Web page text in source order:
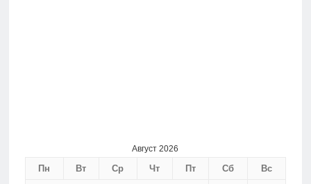
Август 2026
Пн Вт Ср Чт Пт Сб Вс